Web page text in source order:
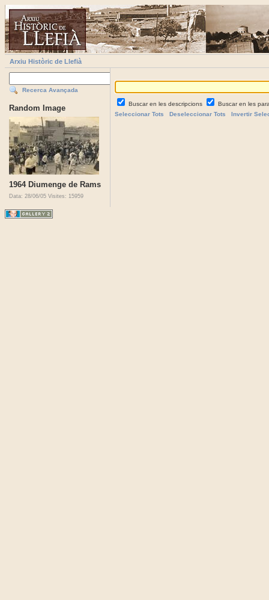
Arxiu Històric de Llefià
Recerca Avançada
Random Image
1964 Diumenge de Rams
Data: 28/06/05 Visites: 15959
Buscar en les descripcions
Buscar en les
Seleccionar Tots
Deseleccionar Tots Invertir